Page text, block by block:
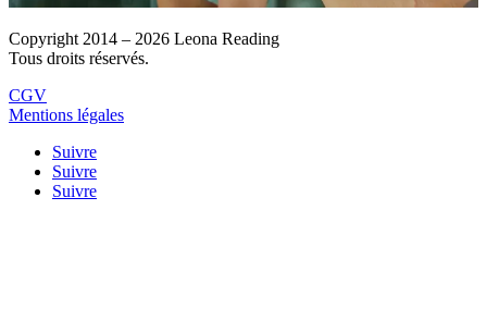
Copyright 2014 – 2026 Leona Reading
Tous droits réservés.
CGV
Mentions légales
Suivre
Suivre
Suivre